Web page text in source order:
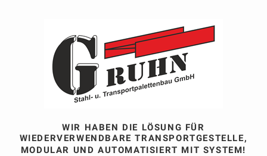
WIR HABEN DIE LÖSUNG FÜR
WIEDERVERWENDBARE TRANSPORTGESTELLE,
MODULAR UND AUTOMATISIERT MIT SYSTEM!